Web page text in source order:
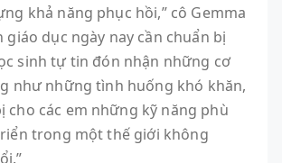
khả năng phục hồi,” cô Gemma
giáo dục ngày nay cần chuẩn bị
sinh tự tin đón nhận những cơ
như những tình huống khó khăn,
cho các em những kỹ năng phù
trong một thế giới không